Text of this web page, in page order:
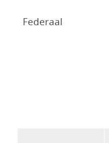
Federaal